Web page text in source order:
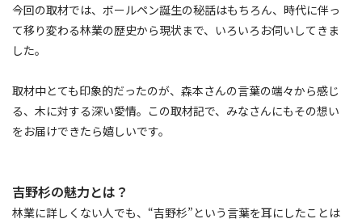
今回の取材では、ボールペン誕生の秘話はもちろん、時代に伴っ
て移り変わる林業の歴史から現状まで、いろいろお伺いしてきま
した。
取材中とても印象的だったのが、森本さんの言葉の端々から感じ
る、木に対する深い愛情。この取材記で、みなさんにもその想い
をお届けできたら嬉しいです。
吉野杉の魅力とは？
林業に詳しくない人でも、“吉野杉”という言葉を耳にしたことは